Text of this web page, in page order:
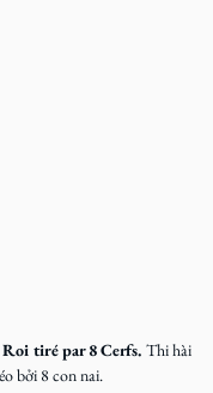
tiré par 8 Cerfs. Thi hài
bởi 8 con nai.